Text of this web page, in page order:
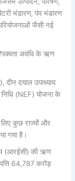
भंडारण, पंप भंडारण
जैसी नई
अवधि के ऋण
दीन दयाल उपाध्याय
निधि (NEF) योजना के
लिए कुछ राज्यों और
गया है।
(आरईसी) की ऋण
64,787 करोड़